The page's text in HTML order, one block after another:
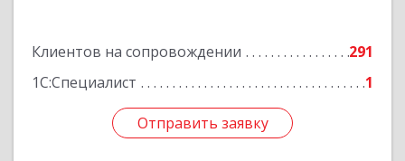
Клиентов на сопровождении
291
1С:Специалист
1
Отправить заявку
Подробнее
Отправить заявку